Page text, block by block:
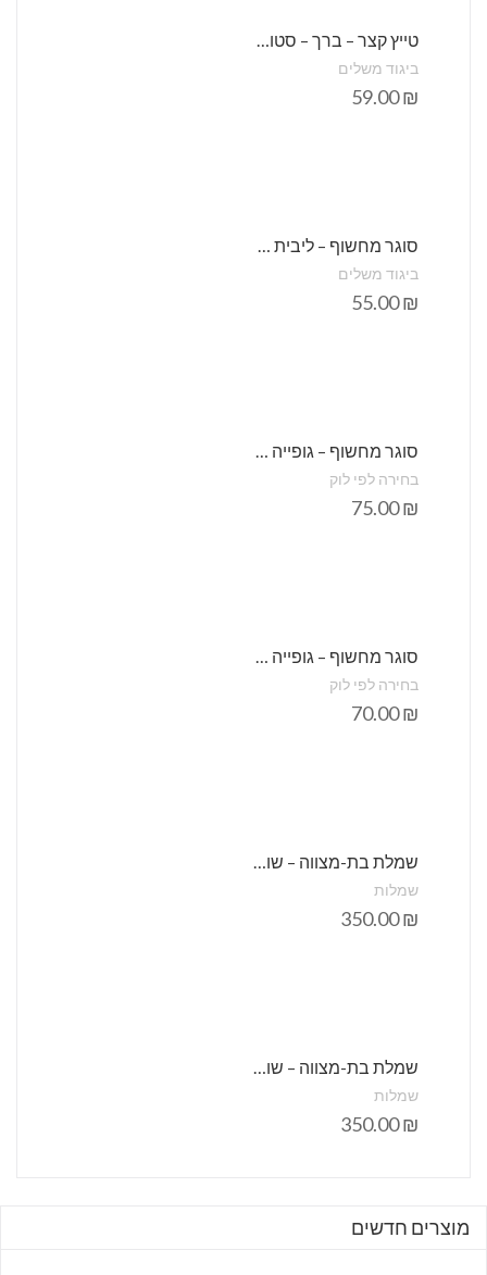
טייץ קצר – ברך – סטודיו שני
ביגוד משלים
59.00₪
סוגר מחשוף – ליבית תחרה (העתק)
ביגוד משלים
55.00₪
סוגר מחשוף – גופייה קצרה ,תחרה מתכווננת – סטודיו שני
בחירה לפי לוק
75.00₪
סוגר מחשוף – גופייה קצרה חלקה מתכווננת – סטודיו שני
בחירה לפי לוק
70.00₪
שמלת בת-מצווה – שושבינות – הלל לבן
שמלות
350.00₪
שמלת בת-מצווה – שושבינות – הלל קרם
שמלות
350.00₪
מוצרים חדשים